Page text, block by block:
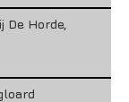
De Horde,